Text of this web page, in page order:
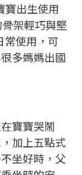
出生使用
架輕巧與堅
常使用，可
多媽媽出國
寶寶哭鬧
加上五點式
坐好時，父